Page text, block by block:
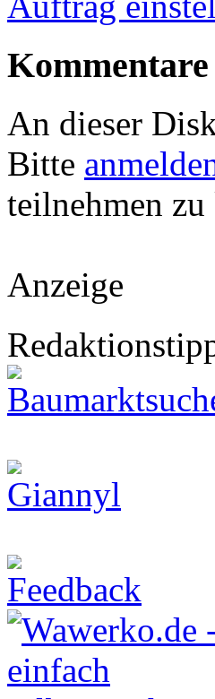
Kommentare
An dieser
Bitte
teilnehmen zu
Anzeige